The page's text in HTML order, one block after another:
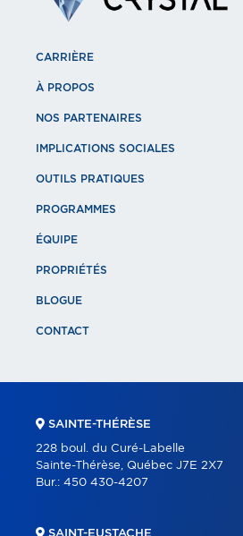
CARRIÈRE
À PROPOS
NOS PARTENAIRES
IMPLICATIONS SOCIALES
OUTILS PRATIQUES
PROGRAMMES
ÉQUIPE
PROPRIÉTÉS
BLOGUE
CONTACT
SAINTE-THÉRÈSE
228 boul. du Curé-Labelle
Sainte-Thérèse, Québec J7E 2X7
Bur.: 450 430-4207
SAINT-EUSTACHE